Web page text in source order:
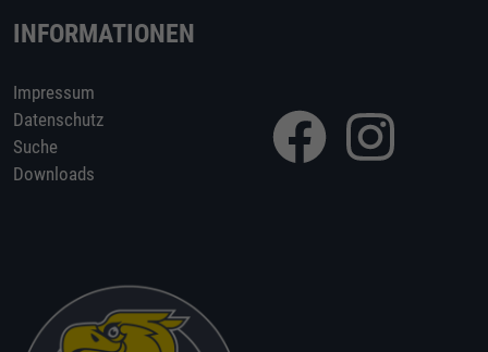
INFORMATIONEN
Impressum
Datenschutz
Suche
Downloads